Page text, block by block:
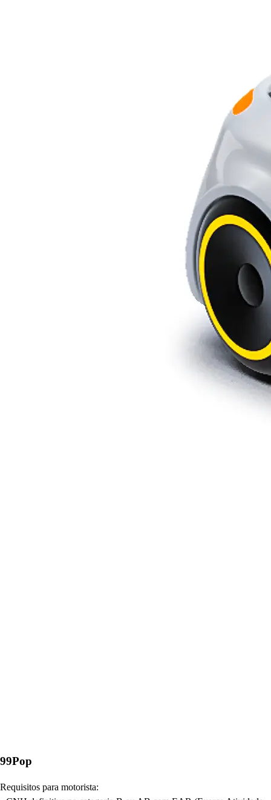
99Pop
Requisitos para motorista: